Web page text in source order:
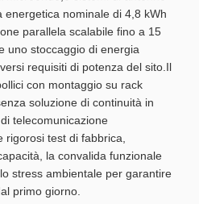
energetica nominale di 4,8 kWh
parallela scalabile fino a 15
uno stoccaggio di energia
requisiti di potenza del sito.Il
con montaggio su rack
soluzione di continuità in
telecomunicazione
test di fabbrica,
la convalida funzionale
stress ambientale per garantire
primo giorno.